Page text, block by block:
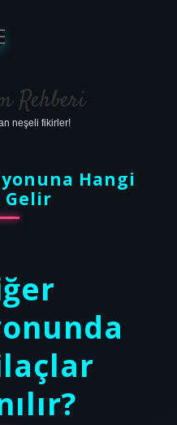
Rehberi
neşeli fikirler!
Hangi
Gelir